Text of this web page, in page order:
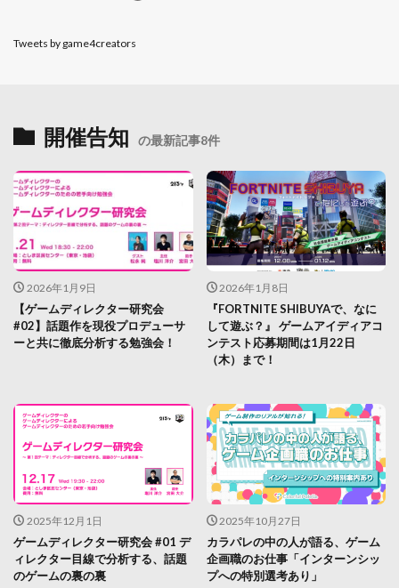
Tweets by game4creators
開催告知 の最新記事8件
2026年1月9日
【ゲームディレクター研究会
#02】話題作を現役プロデューサ
ーと共に徹底分析する勉強会！
2026年1月8日
『FORTNITE SHIBUYAで、なに
して遊ぶ？』 ゲームアイディアコ
ンテスト応募期間は1月22日
（木）まで！
2025年12月1日
ゲームディレクター研究会 #01 デ
ィレクター目線で分析する、話題
のゲームの裏の裏
2025年10月27日
カラパレの中の人が語る、ゲーム
企画職のお仕事「インターンシッ
プへの特別選考あり」